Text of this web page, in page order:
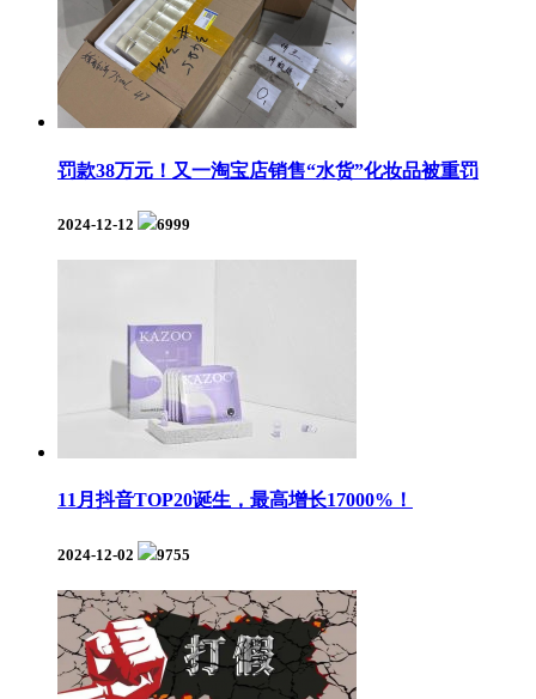
罚款38万元！又一淘宝店销售“水货”化妆品被重罚
2024-12-12 6999
11月抖音TOP20诞生，最高增长17000%！
2024-12-02 9755